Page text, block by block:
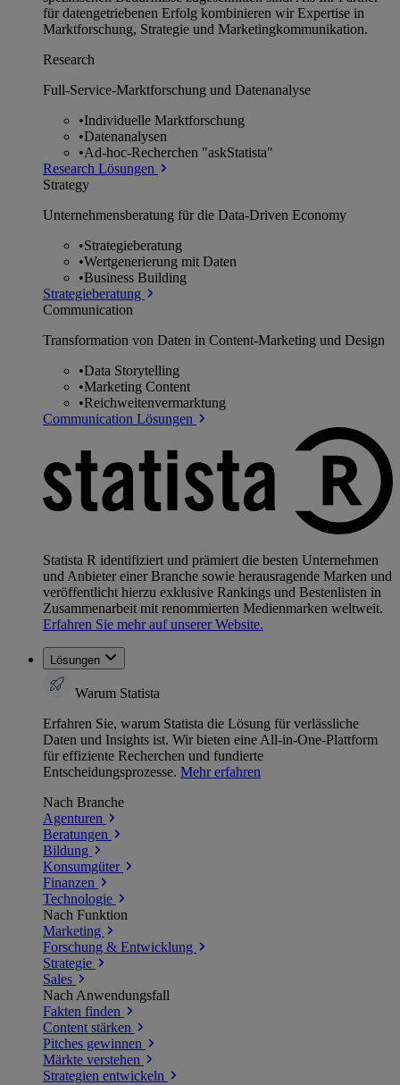
für datengetriebenen Erfolg kombinieren wir Expertise in
Marktforschung, Strategie und Marketingkommunikation.
Research
Full-Service-Marktforschung und Datenanalyse
•Individuelle Marktforschung
•Datenanalysen
•Ad-hoc-Recherchen "askStatista"
Research Lösungen
Strategy
Unternehmens­beratung für die Data-Driven Economy
•Strategieberatung
•Wertgenerierung mit Daten
•Business Building
Strategieberatung
Communication
Transformation von Daten in Content-Marketing und Design
•Data Storytelling
•Marketing Content
•Reichweitenvermarktung
Communication Lösungen
Statista R identifiziert und prämiert die besten Unternehmen
und Anbieter einer Branche sowie herausragende Marken und
veröffentlicht hierzu exklusive Rankings und Bestenlisten in
Zusammenarbeit mit renommierten Medienmarken weltweit.
Erfahren Sie mehr auf unserer Website.
Lösungen
Warum Statista
Erfahren Sie, warum Statista die Lösung für verlässliche
Daten und Insights ist. Wir bieten eine All-in-One-Plattform
für effiziente Recherchen und fundierte
Entscheidungsprozesse. Mehr erfahren
Nach Branche
Agenturen
Beratungen
Bildung
Konsumgüter
Finanzen
Technologie
Nach Funktion
Marketing
Forschung & Entwicklung
Strategie
Sales
Nach Anwendungsfall
Fakten finden
Content stärken
Pitches gewinnen
Märkte verstehen
Strategien entwickeln